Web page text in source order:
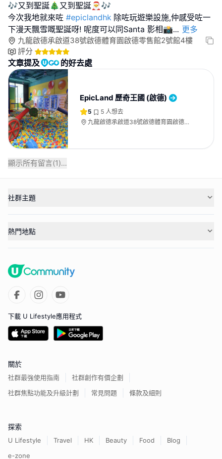
🎶又到聖誕🎄又到聖誕🎅🎶
今次我地就來咗 #epiclandhk 除咗玩遊樂設施,仲感受咗一
下漫天飄雪嘅聖誕呀! 呢度可以同Santa 影相📸... 更多
九龍啟德承啟道38號啟德體育園啟德零售館2號館4樓
評分
文章提及 的好去處
EpicLand 歷奇王國 (啟德)
5 5 人想去
九龍啟德承啟道38號啟德體育園啟德零
顯示所有留言(1)...
社群主題
熱門地點
下載 U Lifestyle應用程式
關於
社群最強使用指南
社群創作有價企劃
社群焦點功能及升級計劃
常見問題 條款及細則
探索
U Lifestyle Travel HK Beauty Food
Blog
e-zone